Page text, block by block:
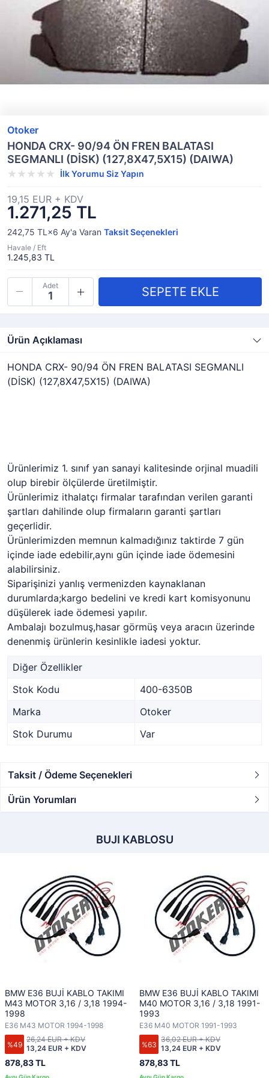
Otoker
HONDA CRX- 90/94 ÖN FREN BALATASI
SEGMANLI (DİSK) (127,8X47,5X15) (DAIWA)
İlk Yorumu Siz Yapın
1.271,25 TL
19,15 EUR + KDV
242,75 TL×6 Ay'a Varan Taksit Seçenekleri
Havale / Eft
1.245,83 TL
Adet
Ürün Açıklaması
HONDA CRX- 90/94 ÖN FREN BALATASI SEGMANLI
(DİSK) (127,8X47,5X15) (DAIWA)
Ürünlerimiz 1. sınıf yan sanayi kalitesinde orjinal muadili
olup birebir ölçülerde üretilmiştir.
Ürünlerimiz ithalatçı firmalar tarafından verilen garanti
şartları dahilinde olup firmaların garanti şartları
geçerlidir.
Ürünlerimizden memnun kalmadığınız taktirde 7 gün
içinde iade edebilir,aynı gün içinde iade ödemesini
alabilirsiniz.
Siparişinizi yanlış vermenizden kaynaklanan
durumlarda;kargo bedelini ve kredi kart komisyonunu
düşülerek iade ödemesi yapılır.
Ambalajı bozulmuş,hasar görmüş veya aracın üzerinde
denenmiş ürünlerin kesinlikle iadesi yoktur.
Diğer Özellikler
Stok Kodu
400-6350B
Marka
Otoker
Stok Durumu
Var
Taksit / Ödeme Seçenekleri
Ürün Yorumları
BUJI KABLOSU
BMW E36 BUJİ KABLO TAKIMI
M43 MOTOR 3,16 / 3,18 1994-
1998
E36 M43 MOTOR 1994-1998
%49
878,83 TL
13,24 EUR + KDV
26,24 EUR + KDV
BMW E36 BUJİ KABLO TAKIMI
M40 MOTOR 3,16 / 3,18 1991-
1993
E36 M40 MOTOR 1991-1993
%63
878,83 TL
13,24 EUR + KDV
36,02 EUR + KDV